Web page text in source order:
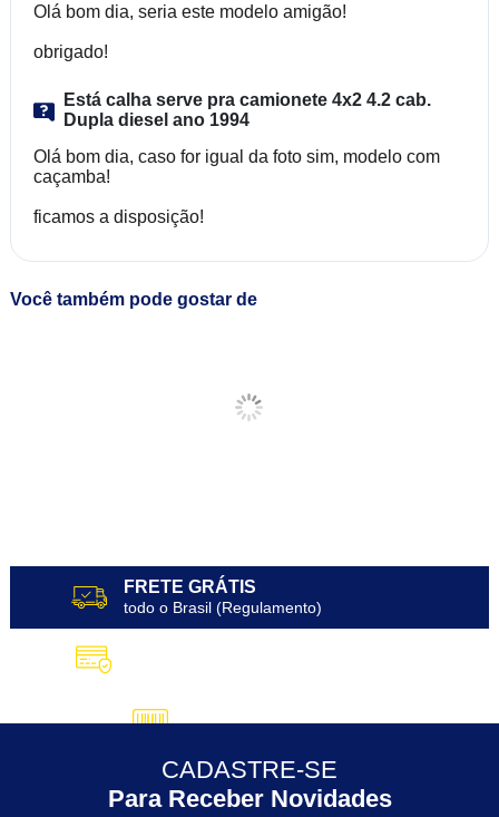
Olá bom dia, seria este modelo amigão!
obrigado!
Está calha serve pra camionete 4x2 4.2 cab.
Dupla diesel ano 1994
Olá bom dia, caso for igual da foto sim, modelo com
caçamba!
ficamos a disposição!
Você também pode gostar de
FRETE GRÁTIS
todo o Brasil (Regulamento)
5% DESCONTO no Pix
30 ANOS de Experiência
CADASTRE-SE
Para Receber Novidades